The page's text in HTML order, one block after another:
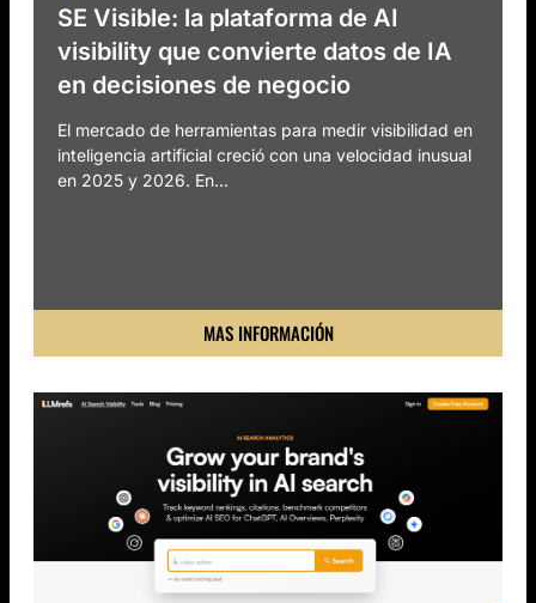
SE Visible: la plataforma de AI
visibility que convierte datos de IA
en decisiones de negocio
El mercado de herramientas para medir visibilidad en
inteligencia artificial creció con una velocidad inusual
en 2025 y 2026. En...
MAS INFORMACIÓN